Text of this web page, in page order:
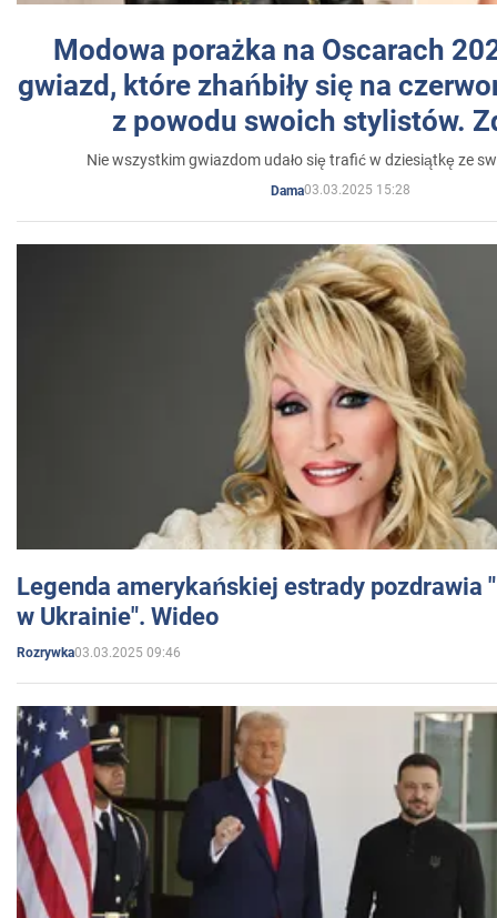
Modowa porażka na Oscarach
gwiazd, które zhańbiły się na
z powodu swoich stylistów.
Nie wszystkim gwiazdom udało się trafić w dziesiątkę ze
Dama03.03.2025 15:28
Legenda amerykańskiej estrady pozdrawia
w Ukrainie". Wideo
Rozrywka03.03.2025 09:46